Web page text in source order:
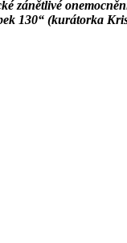
zánětlivé
130“ (kurátorka